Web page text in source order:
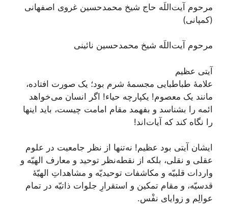
مرحوم آیت‌اللَه حاج شیخ محمدحسین غروی اصفهانی
(کمپانی)
مرحوم آیت‌اللَه شیخ محمدحسین نائینی
آیتی عظیم
علامۀ طباطبایی مجسمۀ شرم بود؛ یک صورت افتاده،
مانند یک معصوم! یکپارچه حیاء! اگر انسان می‌خواهد
ائمه را بشناسد و بفهمد مقام امامت چیست،‌ باید اینها
را نگاه کند که آیات‌اند!
ایشان آیتی بود عظیم! نه‌تنها از نظر جامعیت در علوم
عقلی و نقلی، بلکه از نقطه‌نظر توحید و معارف الهیّه و
واردات قلبیّه و مکاشفات توحیدیّه و مشاهداتِ الهیّۀ
قدسیّه، و مقام تمکین و استقرارِ جلوات ذاتیّه در تمام
عوالِم و زوایای نفْس.